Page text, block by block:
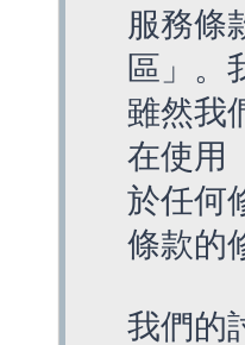
服務條
區」。
雖然我
在使用
於任何
條款的
我們的